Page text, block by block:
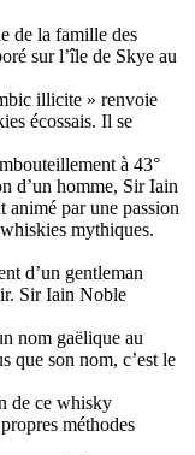
de la famille des
sur l’île de Skye au
illicite » renvoie
écossais. Il se
à 43°
d’un homme, Sir Iain
animé par une passion
mythiques.
d’un gentleman
Sir Iain Noble
nom gaëlique au
que son nom, c’est le
de ce whisky
méthodes